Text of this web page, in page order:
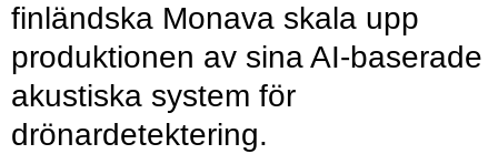
finländska Monava skala upp
produktionen av sina AI-baserade
akustiska system för
drönardetektering.